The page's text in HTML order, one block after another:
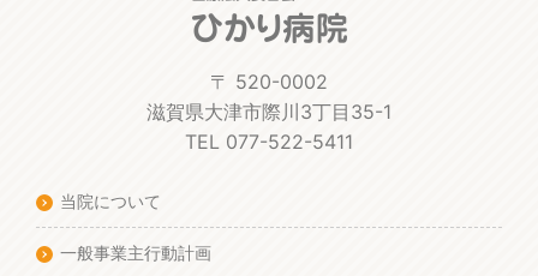
〒 520-0002
滋賀県大津市際川3丁目35-1
TEL 077-522-5411
当院について
一般事業主行動計画